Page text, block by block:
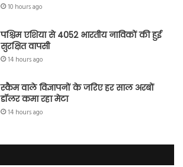
10 hours ago
पश्चिम एशिया से 4052 भारतीय नाविकों की हुई
सुरक्षित वापसी
14 hours ago
स्कैम वाले विज्ञापनों के जरिए हर साल अरबों
डॉलर कमा रहा मेटा
14 hours ago